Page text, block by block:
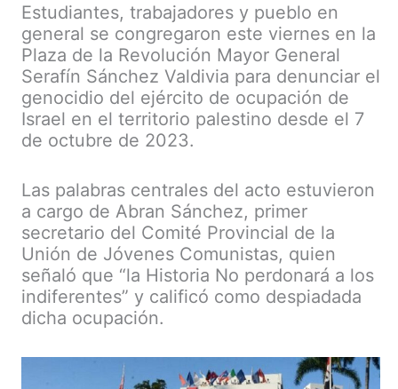
Estudiantes, trabajadores y pueblo en
general se congregaron este viernes en la
Plaza de la Revolución Mayor General
Serafín Sánchez Valdivia para denunciar el
genocidio del ejército de ocupación de
Israel en el territorio palestino desde el 7
de octubre de 2023.
Las palabras centrales del acto estuvieron
a cargo de Abran Sánchez, primer
secretario del Comité Provincial de la
Unión de Jóvenes Comunistas, quien
señaló que “la Historia No perdonará a los
indiferentes” y calificó como despiadada
dicha ocupación.